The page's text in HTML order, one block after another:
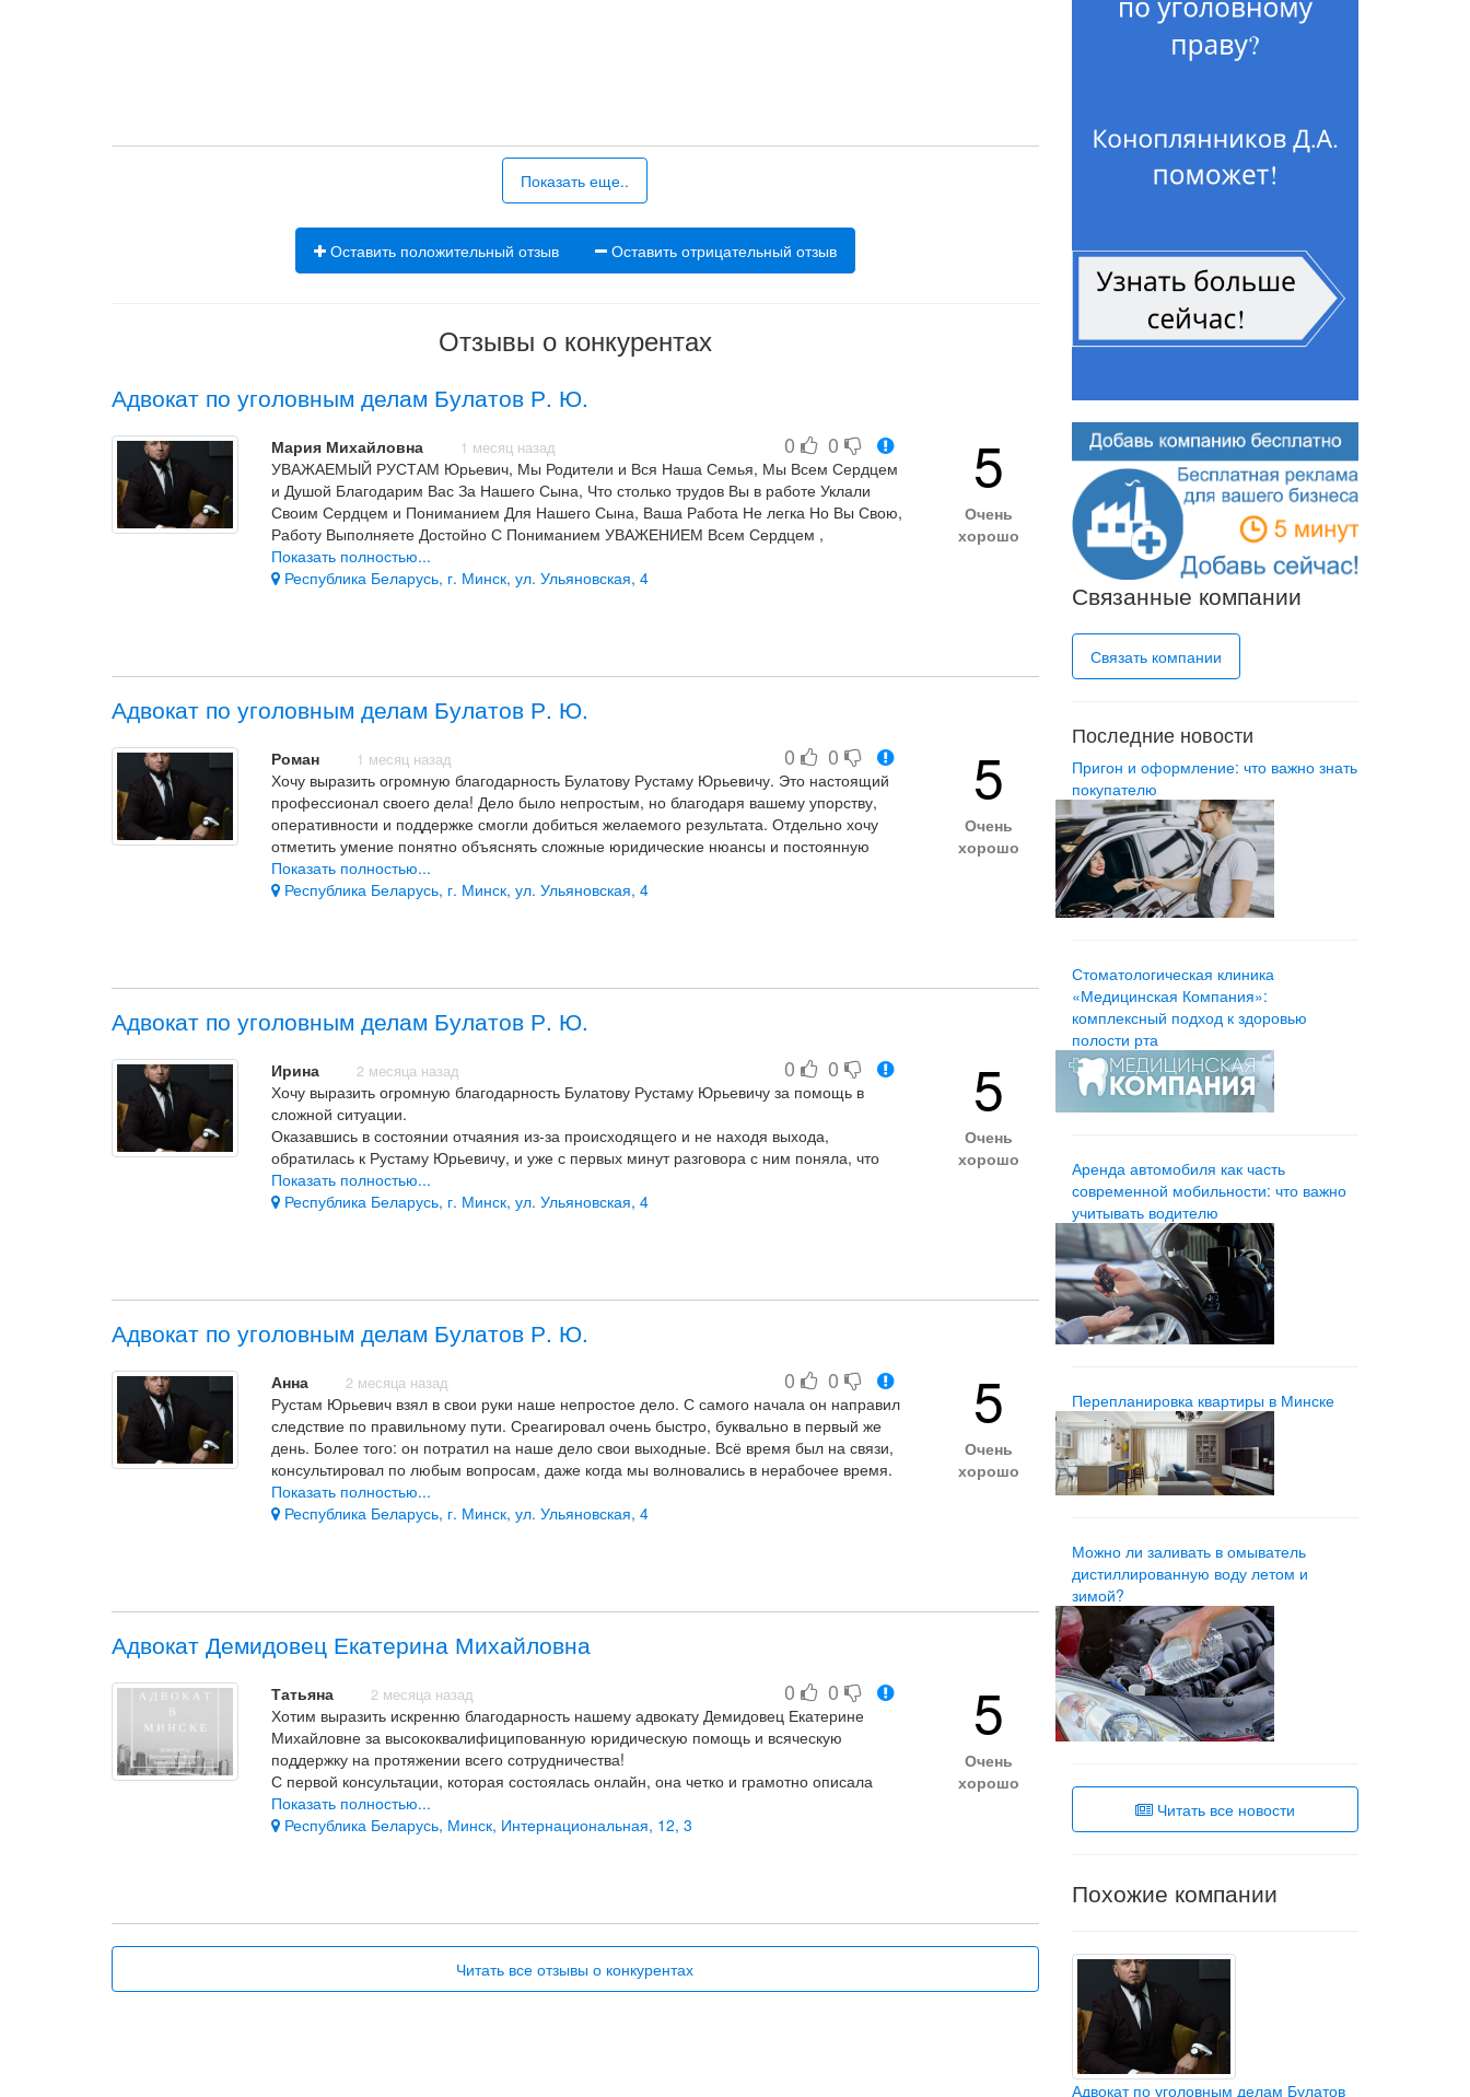
Показать еще..
Оставить положительный отзыв Оставить отрицательный отзыв
Отзывы о конкурентах
Адвокат по уголовным делам Булатов Р. Ю.
Мария Михайловна 1 месяц назад 0 0
УВАЖАЕМЫЙ РУСТАМ Юрьевич, Мы Родители и Вся Наша Семья, Мы Всем Сердцем
и Душой Благодарим Вас За Нашего Сына, Что столько трудов Вы в работе Уклали
Своим Сердцем и Пониманием Для Нашего Сына, Ваша Работа Не легка Но Вы Свою,
Работу Выполняете Достойно С Пониманием УВАЖЕНИЕМ Всем Сердцем ,
ПЕРЕЖИВАЕТЕ За Судьбу Человека. РУСТАМ ЮРЬЕВИЧ, Вы Просто Человек ОТ
БОГА. Ещё Раз Благодарим Вас за Вашу Работу За Нашего Сына. Низкий Вам Поклон
Показать полностью...
Республика Беларусь, г. Минск, ул. Ульяновская, 4
5
Очень
хорошо
Адвокат по уголовным делам Булатов Р. Ю.
Роман 1 месяц назад 0 0
Хочу выразить огромную благодарность Булатову Рустаму Юрьевичу. Это настоящий
профессионал своего дела! Дело было непростым, но благодаря вашему упорству,
оперативности и поддержке смогли добиться желаемого результата. Отдельно хочу
отметить умение понятно объяснять сложные юридические нюансы и постоянную
обратную связь. Рекомендую как надежного специалиста!
Показать полностью...
Республика Беларусь, г. Минск, ул. Ульяновская, 4
5
Очень
хорошо
Адвокат по уголовным делам Булатов Р. Ю.
Ирина 2 месяца назад 0 0
Хочу выразить огромную благодарность Булатову Рустаму Юрьевичу за помощь в
сложной ситуации.
Оказавшись в состоянии отчаяния из-за происходящего и не находя выхода,
обратилась к Рустаму Юрьевичу, и уже с первых минут разговора с ним поняла, что
нашла человека, который может повлиять на происходящее. Профессионал в своём
деле, с большим опытом, очень внимателен к деталям, отличный психолог, очень
Показать полностью...
Республика Беларусь, г. Минск, ул. Ульяновская, 4
5
Очень
хорошо
Адвокат по уголовным делам Булатов Р. Ю.
Анна 2 месяца назад 0 0
Рустам Юрьевич взял в свои руки наше непростое дело. С самого начала он направил
следствие по правильному пути. Среагировал очень быстро, буквально в первый же
день. Более того: он потратил на наше дело свои выходные. Всё время был на связи,
консультировал по любым вопросам, даже когда мы волновались в нерабочее время.
Впечатление — точный, чёткий профессионал в своей области. С ним сразу
Показать полностью...
Республика Беларусь, г. Минск, ул. Ульяновская, 4
5
Очень
хорошо
Адвокат Демидовец Екатерина Михайловна
Татьяна 2 месяца назад 0 0
Хотим выразить искренню благодарность нашему адвокату Демидовец Екатерине
Михайловне за высококвалифиципованную юридическую помощь и всяческую
поддержку на протяжении всего сотрудничества!
С первой консультации, которая состоялась онлайн, она четко и грамотно описала
перспективы по нашим вопросам, объясняла все понятным языком.
Вопросы касались наследования и приватизации. К слову, работа велась в том числе и
Искренне рекомендуем тем, кто ищет ответственного, надежного и
Показать полностью...
Республика Беларусь, Минск, Интернациональная, 12, 3
5
Очень
хорошо
Читать все отзывы о конкурентах
Связанные компании
Связать компании
Последние новости
Пригон и оформление: что важно знать
покупателю
Стоматологическая клиника
«Медицинская Компания»:
комплексный подход к здоровью
полости рта
Аренда автомобиля как часть
современной мобильности: что важно
учитывать водителю
Перепланировка квартиры в Минске
Можно ли заливать в омыватель
дистиллированную воду летом и
зимой?
Читать все новости
Похожие компании
Адвокат по уголовным делам Булатов